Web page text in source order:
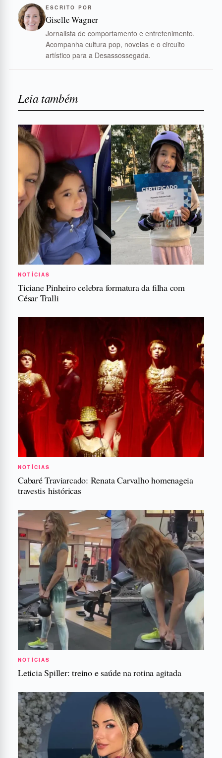
ESCRITO POR
Giselle Wagner
Jornalista de comportamento e entretenimento.
Acompanha cultura pop, novelas e o circuito
artístico para a Desassossegada.
Leia também
NOTÍCIAS
Ticiane Pinheiro celebra formatura da filha com
César Tralli
NOTÍCIAS
Cabaré Traviarcado: Renata Carvalho homenageia
travestis históricas
NOTÍCIAS
Leticia Spiller: treino e saúde na rotina agitada